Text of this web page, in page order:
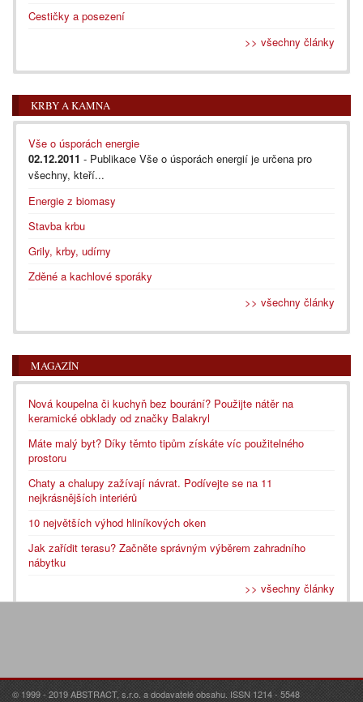
Cestičky a posezení
>> všechny články
KRBY A KAMNA
Vše o úsporách energie
02.12.2011 - Publikace Vše o úsporách energií je určena pro
všechny, kteří...
Energie z biomasy
Stavba krbu
Grily, krby, udírny
Zděné a kachlové sporáky
>> všechny články
MAGAZÍN
Nová koupelna či kuchyň bez bourání? Použijte nátěr na
keramické obklady od značky Balakryl
Máte malý byt? Díky těmto tipům získáte víc použitelného
prostoru
Chaty a chalupy zažívají návrat. Podívejte se na 11
nejkrásnějších interiérů
10 největších výhod hliníkových oken
Jak zařídit terasu? Začněte správným výběrem zahradního
nábytku
>> všechny články
© 1999 - 2019 ABSTRACT, s.r.o. a dodavatelé obsahu. ISSN 1214 - 5548